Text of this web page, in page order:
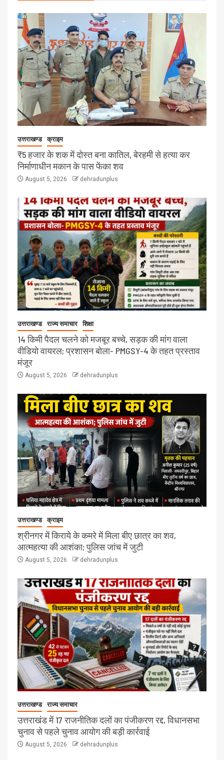
उत्तराखण्ड क्राइम
₹5 हजार के शक में दोस्त बना कातिल, बेरहमी से हत्या कर
निर्माणाधीन मकान के पास फेंका शव
August 5, 2026 dehradunplus
उत्तराखण्ड राज्य समाचार शिक्षा
14 किमी पैदल चलने को मजबूर बच्चे, सड़क की मांग वाला
वीडियो वायरल; प्रशासन बोला- PMGSY-4 के तहत प्रस्ताव
मंजूर
August 5, 2026 dehradunplus
उत्तराखण्ड क्राइम
श्रीनगर में किराये के कमरे में मिला बीए छात्र का शव,
आत्महत्या की आशंका; पुलिस जांच में जुटी
August 5, 2026 dehradunplus
उत्तराखण्ड राज्य समाचार
उत्तराखंड में 17 राजनीतिक दलों का पंजीकरण रद्द, विधानसभा
चुनाव से पहले चुनाव आयोग की बड़ी कार्रवाई
August 5, 2026 dehradunplus